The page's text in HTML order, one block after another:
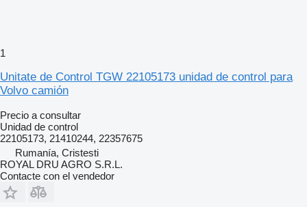
1
Unitate de Control TGW 22105173 unidad de control para
Volvo camión
Precio a consultar
Unidad de control
22105173, 21410244, 22357675
Rumanía, Cristesti
ROYAL DRU AGRO S.R.L.
Contacte con el vendedor